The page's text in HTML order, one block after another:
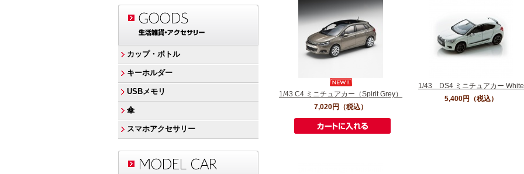
カップ・ボトル
キーホルダー
USBメモリ
傘
スマホアクセサリー
1/43 C4 ミニチュアカー（Spirit Grey）
7,020円
（税込）
1/43 DS4 ミニチュアカー White
5,400円
（税込）